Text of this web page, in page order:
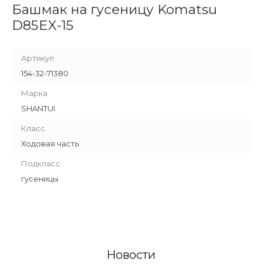
Башмак на гусеницу Komatsu
D85EX-15
Артикул
154-32-71380
Марка
SHANTUI
Класс
Ходовая часть
Подкласс
гусеницы
Новости